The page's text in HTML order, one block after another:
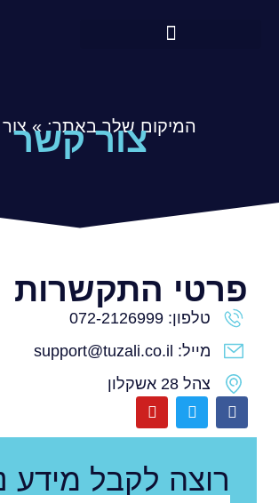
המיקום שלך באתר: »
צור קשר
פרטי התקשרות
טלפון: 072-2126999
מייל: support@tuzali.co.il
צהל 28 אשקלון
רוצה לקבל מידע